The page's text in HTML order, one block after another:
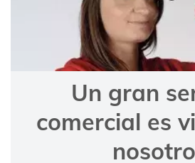
Un gran
comercial es